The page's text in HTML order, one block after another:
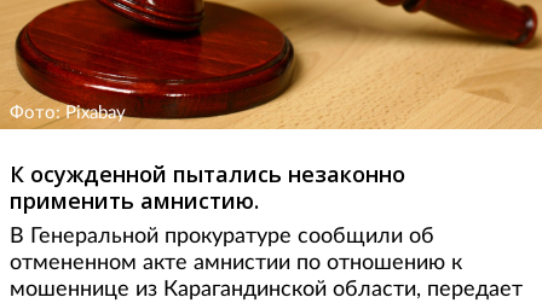
Фото: Pixabay
К осужденной пытались незаконно
применить амнистию.
В Генеральной прокуратуре сообщили об
отмененном акте амнистии по отношению к
мошеннице из Карагандинской области, передает